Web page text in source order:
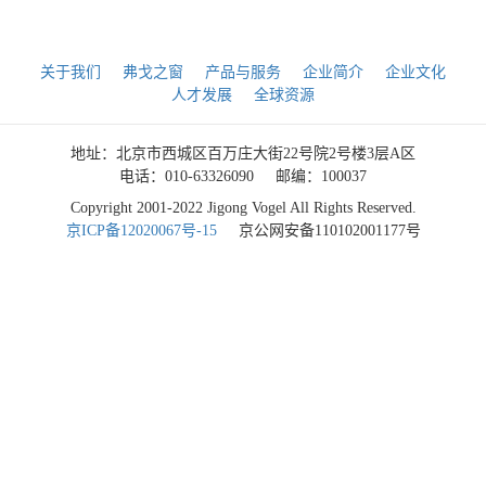
关于我们 弗戈之窗 产品与服务 企业简介
企业文化
人才发展
全球资源
地址：北京市西城区百万庄大街22号院2号楼3层A区
电话：010-63326090
邮编：100037
Copyright 2001-2022 Jigong Vogel All Rights Reserved.
京ICP备12020067号-15
京公网安备110102001177号